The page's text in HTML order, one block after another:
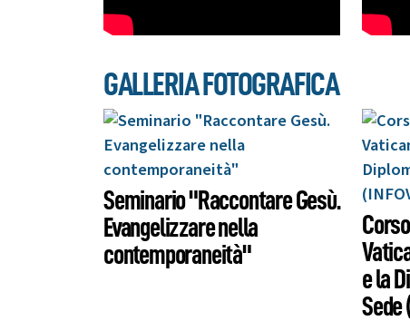
GALLERIA FOTOGRAFICA
Seminario "Raccontare Gesù.
Evangelizzare nella
contemporaneità"
e la
Sede